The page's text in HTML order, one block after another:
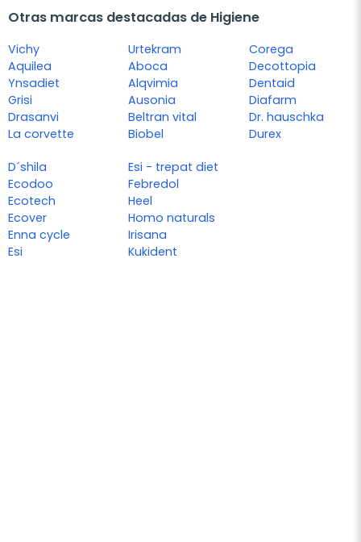
Otras marcas destacadas de Higiene
Vichy
Aquilea
Ynsadiet
Grisi
Drasanvi
La corvette
Urtekram
Aboca
Alqvimia
Ausonia
Beltran vital
Biobel
Corega
Decottopia
Dentaid
Diafarm
Dr. hauschka
Durex
D´shila
Ecodoo
Ecotech
Ecover
Enna cycle
Esi
Esi - trepat diet
Febredol
Heel
Homo naturals
Irisana
Kukident